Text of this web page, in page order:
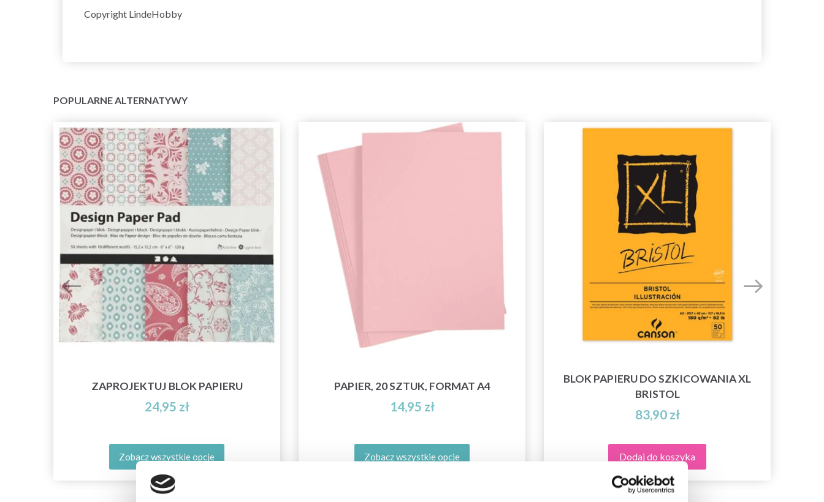
Copyright LindeHobby
POPULARNE ALTERNATYWY
ZAPROJEKTUJ BLOK PAPIERU
24,95 zł
Zobacz wszystkie opcje
PAPIER, 20 SZTUK, FORMAT A4
14,95 zł
Zobacz wszystkie opcje
BLOK PAPIERU DO SZKICOWANIA XL
BRISTOL
83,90 zł
Dodaj do koszyka